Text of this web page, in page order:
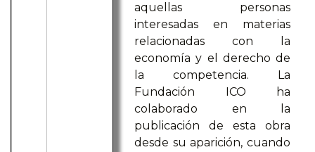
aquellas personas
interesadas en materias
relacionadas con la
economía y el derecho de
la competencia. La
Fundación ICO ha
colaborado en la
publicación de esta obra
desde su aparición, cuando